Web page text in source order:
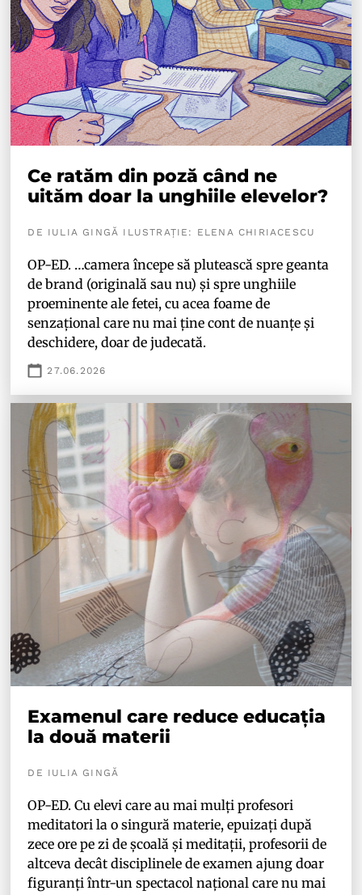
Ce ratăm din poză când ne
uităm doar la unghiile elevelor?
DE IULIA GINGĂ ILUSTRAȚIE: ELENA CHIRIACESCU
OP-ED. …camera începe să plutească spre geanta
de brand (originală sau nu) și spre unghiile
proeminente ale fetei, cu acea foame de
senzațional care nu mai ține cont de nuanțe și
deschidere, doar de judecată.
27.06.2026
Examenul care reduce educația
la două materii
DE IULIA GINGĂ
OP-ED. Cu elevi care au mai mulți profesori
meditatori la o singură materie, epuizați după
zece ore pe zi de școală și meditații, profesorii de
altceva decât disciplinele de examen ajung doar
figuranți într-un spectacol național care nu mai